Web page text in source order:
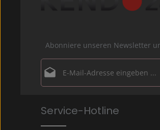
Abonniere unseren Newsletter
E-Mail-Adresse*
Ich habe die
Die mit einem Stern (*) markierten
Service-Hotline